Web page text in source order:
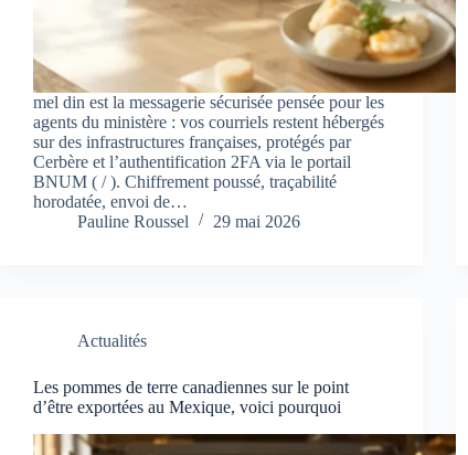
mel din est la messagerie sécurisée pensée pour les
agents du ministère : vos courriels restent hébergés
sur des infrastructures françaises, protégés par
Cerbère et l’authentification 2FA via le portail
BNUM ( / ). Chiffrement poussé, traçabilité
horodatée, envoi de…
Pauline Roussel
29 mai 2026
Actualités
Les pommes de terre canadiennes sur le point
d’être exportées au Mexique, voici pourquoi